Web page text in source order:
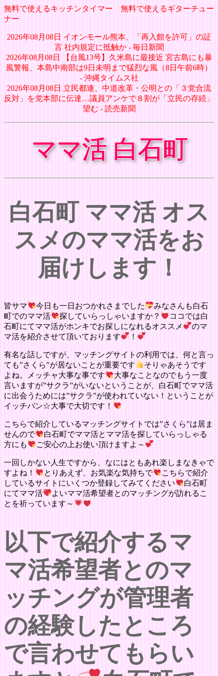
無料で使えるキッチンタイマー
無料で使えるギターチュー
ナー
2026年08月08日 イオンモール熊本、「再入館を許可」の証
言 社内規定に抵触か - 毎日新聞
2026年08月08日 【台風13号】久米島に最接近 宮古島にも暴
風警報、本島中南部は9日未明まで猛烈な風（8日午前6時）
- 沖縄タイムス社
2026年08月08日 立民都連、中道改革・公明との「３党合流
反対」を党本部に伝達…議員アンケで８割が「立民の存続」
望む - 読売新聞
ママ活 白石町
白石町 ママ活 オス
スメのママ活をお
届けします！
皆サマ 今日も一日おつかれさまでした
みなさんも白石
町でのママ活
探していらっしゃいますか？
ココでは白
石町にてママ活がホンキでお探しになれるオススメ
のマ
マ活を紹介させて頂いております
！
有名な話しですが、マッチングサイトの利用では、何と言っ
ても”さくら”が居ないことが重要です
そりゃあそうです
よね。メッチャ大事な事です
大事なことなのでもう一度
言いますが”サクラ”がいないということが、白石町でママ活
に出会うためには”サクラ”が使われていない！ということが
イッチバン☆大事で大切です！
こちらで紹介しているマッチングサイトでは”さくら”は居ま
せんので
白石町でママ活とママ活を探していらっしゃる
方にも
ご安心の上お使い頂けますよ～
一回しかない人生ですから、なにはともあれ楽しまなきゃで
すよね！
とりあえず、お気楽な気持ちで
こちらで紹介
しているサイトにいくつか登録してみてください
白石町
にてママ活
よいママ活希望者とのマッチングが訪れるこ
とを祈っています～
以下で紹介するマ
マ活希望者とのマ
ッチングが管理者
の経験したところ
で言わせてもらい